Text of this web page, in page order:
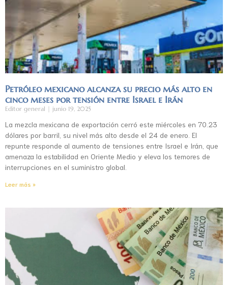
Petróleo mexicano alcanza su precio más alto en
cinco meses por tensión entre Israel e Irán
Editor general junio 19, 2025
La mezcla mexicana de exportación cerró este miércoles en 70.23
dólares por barril, su nivel más alto desde el 24 de enero. El
repunte responde al aumento de tensiones entre Israel e Irán, que
amenaza la estabilidad en Oriente Medio y eleva los temores de
interrupciones en el suministro global.
Leer más »